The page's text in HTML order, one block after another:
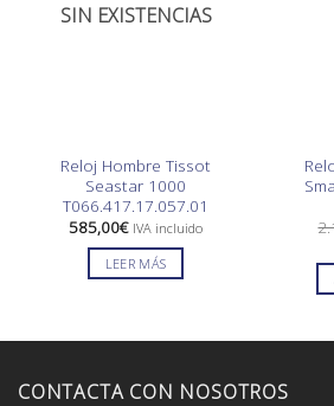
SIN EXISTENCIAS
Reloj Hombre Tissot
Seastar 1000
T066.417.17.057.01
585,00€ IVA incluido
LEER MÁS
CONTACTA CON NOSOTROS